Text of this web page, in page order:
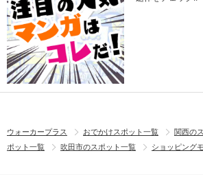
ウォーカープラス おでかけスポット一覧 関西の
ポット一覧
吹田市のスポット一覧 ショッピング